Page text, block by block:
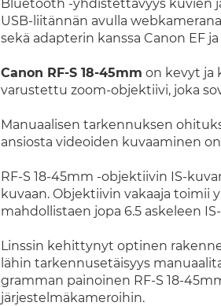
Bluetooth -yhdistettävyys kuvien
USB-liitännän avulla
sekä adapterin kanssa Canon EF
Canon RF-S 18-45mm on kevyt ja
varustettu zoom-objektiivi, joka
Manuaalisen tarkennuksen
ansiosta videoiden kuvaaminen
RF-S 18-45mm -objektiivin IS-
kuvaan. Objektiivin vakaaja toimii
mahdollistaen jopa 6.5 askeleen
Linssin kehittynyt optinen
lähin tarkennusetäisyys
gramman painoinen RF-S 18-
järjestelmäkameroihin.